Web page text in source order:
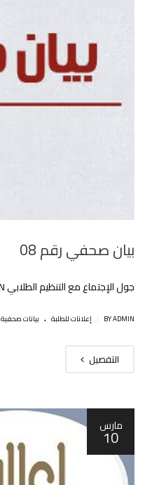
بيان صحفي رقم 08
جول الإجتماع مع التنظيم الطلابي AREN
BY ADMIN إعلانات للطلبة . بيانات صحفية
التفصيل
مارس
10